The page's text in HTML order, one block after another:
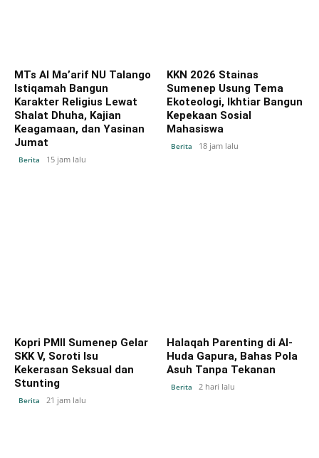
MTs Al Ma’arif NU Talango
Istiqamah Bangun
Karakter Religius Lewat
Shalat Dhuha, Kajian
Keagamaan, dan Yasinan
Jumat
Berita 15 jam lalu
KKN 2026 Stainas
Sumenep Usung Tema
Ekoteologi, Ikhtiar Bangun
Kepekaan Sosial
Mahasiswa
Berita 18 jam lalu
Kopri PMII Sumenep Gelar
SKK V, Soroti Isu
Kekerasan Seksual dan
Stunting
Berita 21 jam lalu
Halaqah Parenting di Al-
Huda Gapura, Bahas Pola
Asuh Tanpa Tekanan
Berita 2 hari lalu